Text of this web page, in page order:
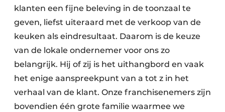
klanten een fijne beleving in de toonzaal te
geven, liefst uiteraard met de verkoop van de
keuken als eindresultaat. Daarom is de keuze
van de lokale ondernemer voor ons zo
belangrijk. Hij of zij is het uithangbord en vaak
het enige aanspreekpunt van a tot z in het
verhaal van de klant. Onze franchisenemers zijn
bovendien één grote familie waarmee we